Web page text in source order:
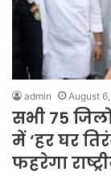
admin August
सभी 75
में ‘हर घर
फहरेगा